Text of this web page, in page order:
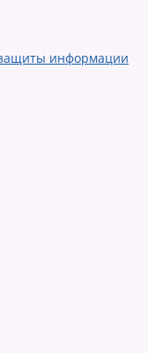
информации